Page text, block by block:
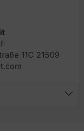
11C 21509